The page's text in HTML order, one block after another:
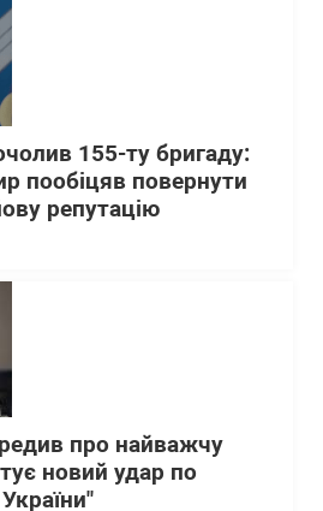
155-ту бригаду:
пообіцяв повернути
репутацію
про найважчу
новий удар по